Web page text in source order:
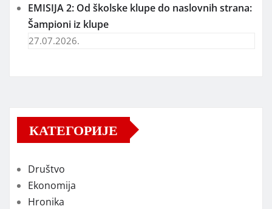
EMISIJA 2: Od školske klupe do naslovnih strana:
Šampioni iz klupe
27.07.2026.
КАТЕГОРИЈЕ
Društvo
Ekonomija
Hronika